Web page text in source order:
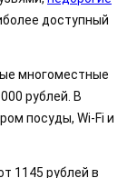
доступный
многоместные
рублей. В
посуды, Wi-Fi и
1145 рублей в